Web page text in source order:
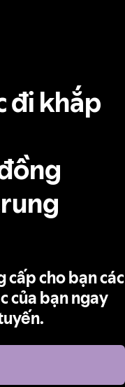
đi khắp
cấp cho bạn các
của bạn ngay